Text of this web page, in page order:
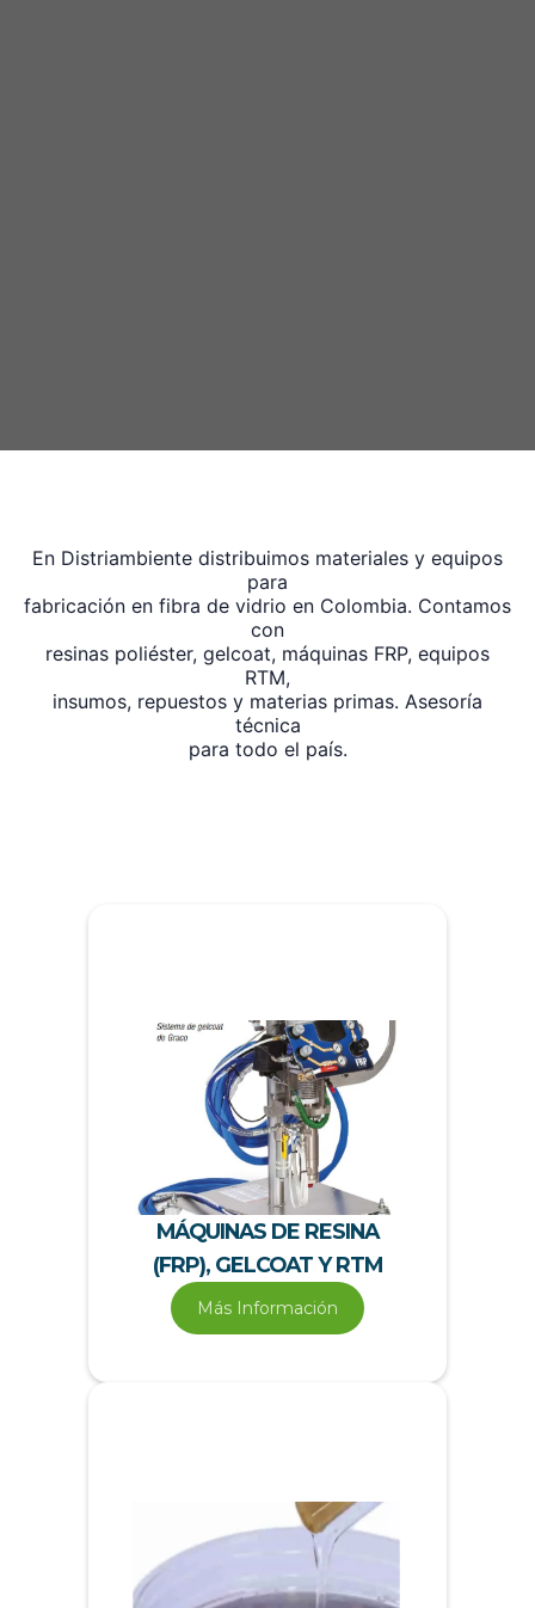
En Distriambiente distribuimos materiales y equipos
para
fabricación en fibra de vidrio en Colombia. Contamos
con
resinas poliéster, gelcoat, máquinas FRP, equipos
RTM,
insumos, repuestos y materias primas. Asesoría
técnica
para todo el país.
MÁQUINAS DE RESINA
(FRP), GELCOAT Y RTM
Más Información